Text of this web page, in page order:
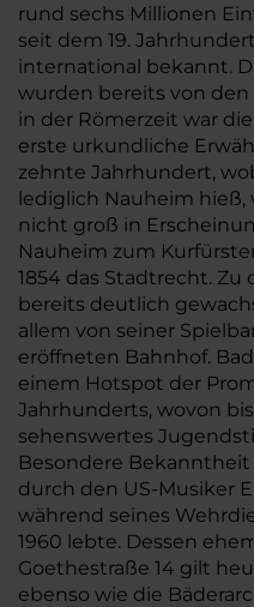
rund sechs Millionen
seit dem 19.
international bekannt.
wurden bereits von
in der Römerzeit war
erste urkundliche
zehnte Jahrhundert,
lediglich Nauheim
nicht groß in
Nauheim zum
1854 das Stadtrecht. Zu
bereits deutlich
allem von seiner
eröffneten Bahnhof.
einem Hotspot der
Jahrhunderts, wovon
sehenswertes
Besondere
durch den US-Musiker
während seines
1960 lebte. Dessen
Goethestraße 14 gilt
ebenso wie die